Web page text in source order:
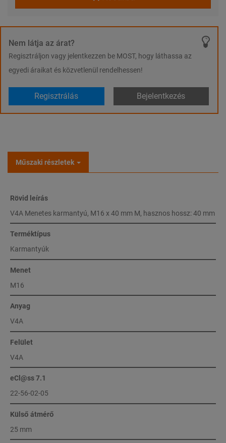
Nem látja az árat?
Regisztráljon vagy jelentkezzen be MOST, hogy láthassa az
egyedi áraikat és közvetlenül rendelhessen!
Regisztrálás Bejelentkezés
Műszaki részletek
Rövid leírás
V4A Menetes karmantyú, M16 x 40 mm M, hasznos hossz: 40 mm
Terméktípus
Karmantyúk
Menet
M16
Anyag
V4A
Felület
V4A
eCl@ss 7.1
22-56-02-05
Külső átmérő
25 mm